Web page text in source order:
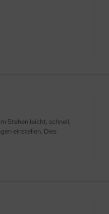
Stehen leicht, schnell,
einstellen. Dies